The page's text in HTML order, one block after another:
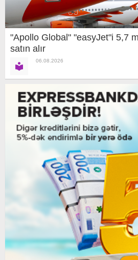
"Apollo Global" "easyJet"i 5,7
satın alır
06.08.2026